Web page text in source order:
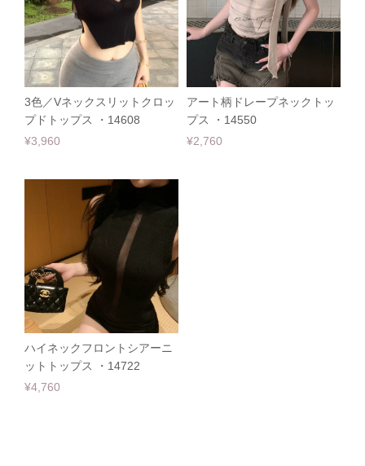
3色／Vネックスリットクロッ
プドトップス ・14608
¥3,960
アート柄ドレープネックトッ
プス ・14550
¥2,760
ハイネックフロントシアーニ
ットトップス ・14722
¥4,760